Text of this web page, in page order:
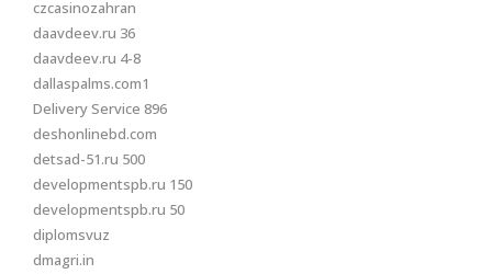
czcasinozahran
daavdeev.ru 36
daavdeev.ru 4-8
dallaspalms.com1
Delivery Service 896
deshonlinebd.com
detsad-51.ru 500
developmentspb.ru 150
developmentspb.ru 50
diplomsvuz
dmagri.in